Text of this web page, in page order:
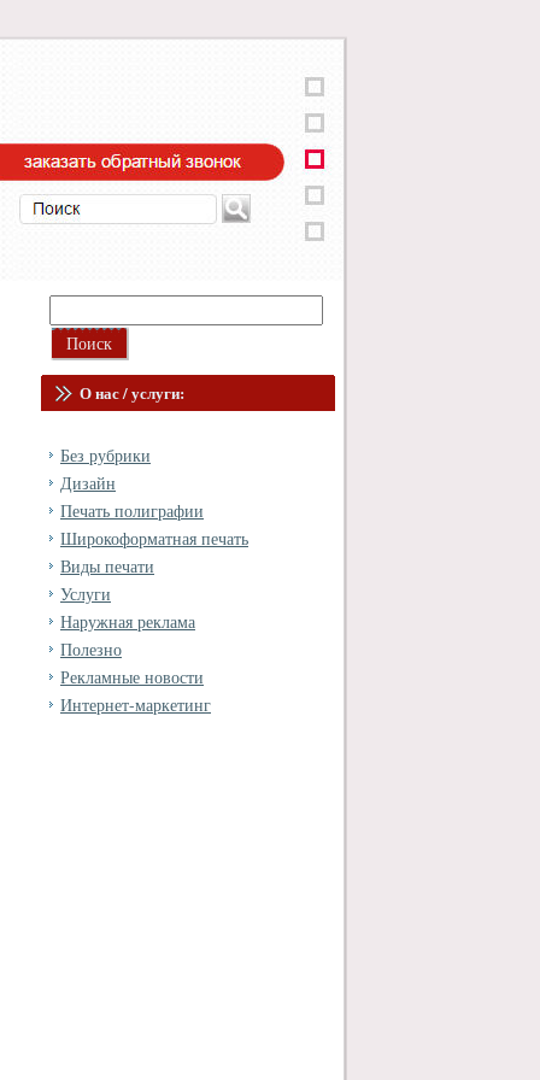
О нас / услуги:
Без рубрики
Дизайн
Печать полиграфии
Широкоформатная печать
Виды печати
Услуги
Наружная реклама
Полезно
Рекламные новости
Интернет-маркетинг